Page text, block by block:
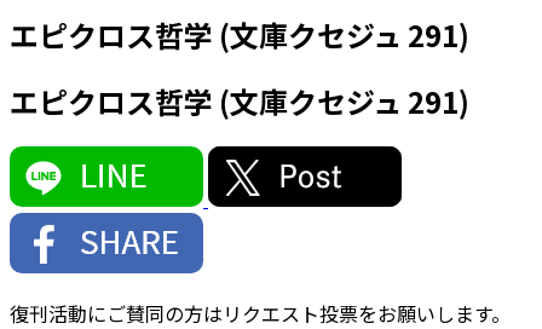
エピクロス哲学 (文庫クセジュ 291)
エピクロス哲学 (文庫クセジュ 291)
復刊活動にご賛同の方はリクエスト投票をお願いします。